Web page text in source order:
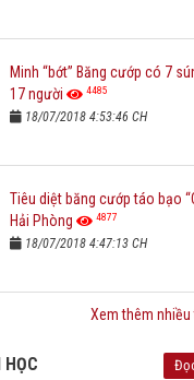
Minh “bớt” Băng cướp có 7
17 người
4485
18/07/2018 4:53:46 CH
Tiêu diệt băng cướp táo bạo
Hải Phòng
4877
18/07/2018 4:47:13 CH
Xem thêm